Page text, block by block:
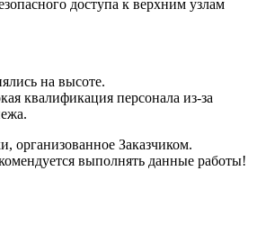
доступа к верхним узлам
на высоте.
квалификация персонала из-за
организованное Заказчиком.
выполнять данные работы!